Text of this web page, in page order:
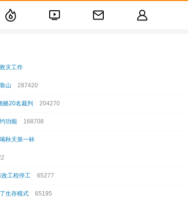
灾工作
山 287420
赂20名裁判 204270
功能 168708
秋天第一杯
工程停工 65277
生存模式 65195